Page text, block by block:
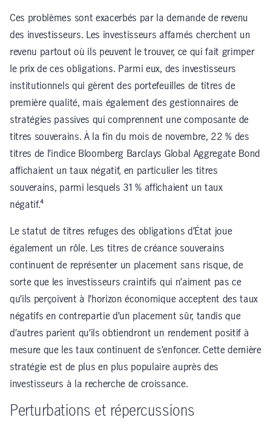
Ces problèmes sont exacerbés par la demande de revenu
des investisseurs. Les investisseurs affamés cherchent un
revenu partout où ils peuvent le trouver, ce qui fait grimper
le prix de ces obligations. Parmi eux, des investisseurs
institutionnels qui gèrent des portefeuilles de titres de
première qualité, mais également des gestionnaires de
stratégies passives qui comprennent une composante de
titres souverains. À la fin du mois de novembre, 22 % des
titres de l’indice Bloomberg Barclays Global Aggregate Bond
affichaient un taux négatif, en particulier les titres
souverains, parmi lesquels 31 % affichaient un taux
négatif.⁴
Le statut de titres refuges des obligations d’État joue
également un rôle. Les titres de créance souverains
continuent de représenter un placement sans risque, de
sorte que les investisseurs craintifs qui n’aiment pas ce
qu’ils perçoivent à l’horizon économique acceptent des taux
négatifs en contrepartie d’un placement sûr, tandis que
d’autres parient qu’ils obtiendront un rendement positif à
mesure que les taux continuent de s’enfoncer. Cette dernière
stratégie est de plus en plus populaire auprès des
investisseurs à la recherche de croissance.
Perturbations et répercussions